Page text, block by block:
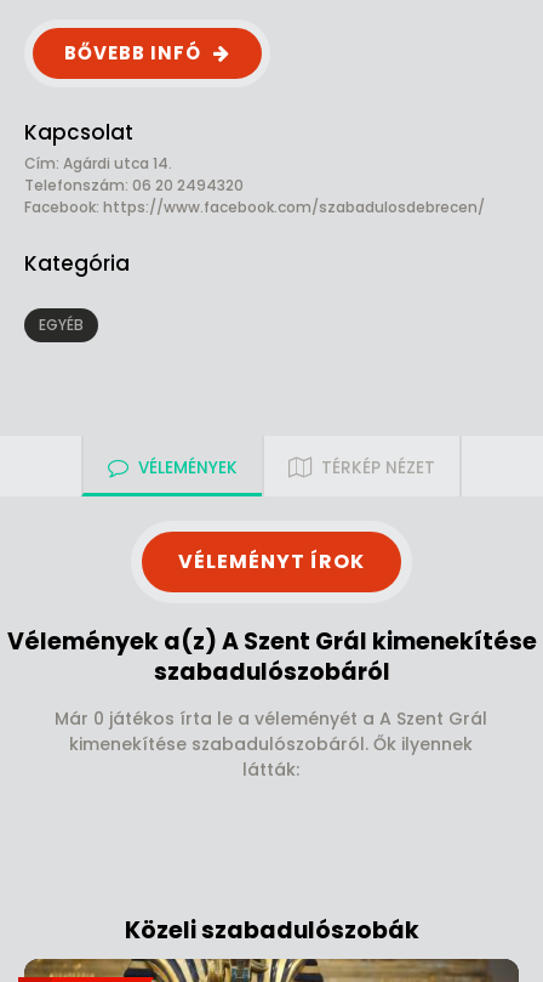
BŐVEBB INFÓ
Kapcsolat
Cím: Agárdi utca 14.
Telefonszám: 06 20 2494320
Facebook: https://www.facebook.com/szabadulosdebrecen/
Kategória
EGYÉB
VÉLEMÉNYEK TÉRKÉP NÉZET
VÉLEMÉNYT ÍROK
Vélemények a(z) A Szent Grál kimenekítése
szabadulószobáról
Már 0 játékos írta le a véleményét a A Szent Grál
kimenekítése szabadulószobáról. Ők ilyennek
látták:
Közeli szabadulószobák